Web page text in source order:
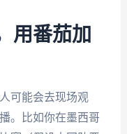
用番茄加
可能会去现场观
。比如你在墨西哥